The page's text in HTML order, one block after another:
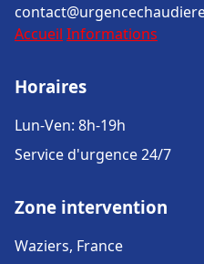
Accueil Informations
Horaires
Lun-Ven: 8h-19h
Service d'urgence 24/7
Zone intervention
Waziers, France